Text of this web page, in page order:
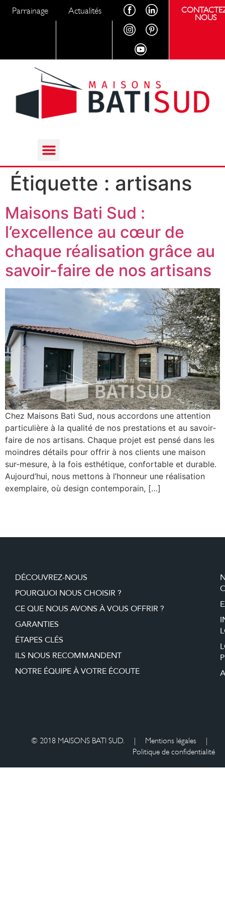
Parrainage Actualités
NOUS
Étiquette : artisans
Maisons Bati Sud :
l’excellence au cœur de
chaque réalisation grâce au
savoir-faire de nos artisans
Chez Maisons Bati Sud, nous accordons une attention
particulière à la qualité de nos prestations et au savoir-
faire de nos artisans. Chaque projet est pensé dans les
moindres détails pour offrir à nos clients une maison
sur-mesure, à la fois esthétique, confortable et durable.
Aujourd’hui, nous mettons à l’honneur une réalisation
exemplaire, où design contemporain, […]
DÉCOUVREZ-NOUS
POURQUOI NOUS CHOISIR ?
CE QUE NOUS AVONS À VOUS OFFRIR ?
GARANTIES
ÉTAPES CLÉS
ILS NOUS RECOMMANDENT
NOTRE ÉQUIPE À VOTRE ÉCOUTE
© 2018 MAISONS BATI SUD. | Mentions légales
|
Politique de confidentialité